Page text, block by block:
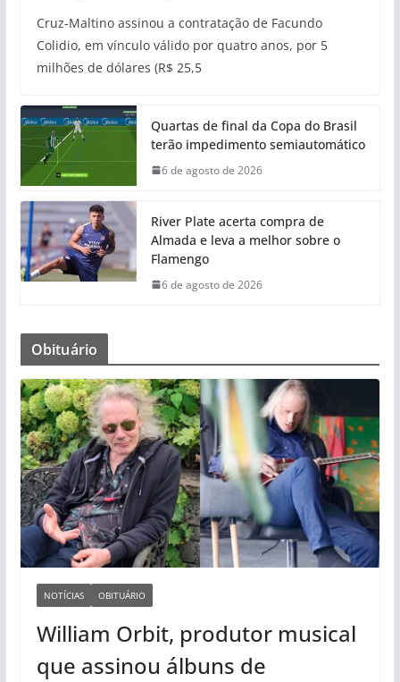
Cruz-Maltino assinou a contratação de Facundo
Colidio, em vínculo válido por quatro anos, por 5
milhões de dólares (R$ 25,5
Quartas de final da Copa do Brasil
terão impedimento semiautomático
6 de agosto de 2026
River Plate acerta compra de
Almada e leva a melhor sobre o
Flamengo
6 de agosto de 2026
Obituário
NOTÍCIAS OBITUÁRIO
William Orbit, produtor musical
que assinou álbuns de